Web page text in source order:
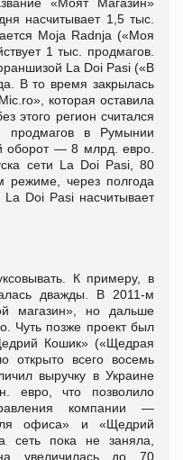
насчитывает 1,5 тыс.
Moja Radnja («Моя
1 тыс. продмагов.
La Doi Pasi («В
В то время закрылась
которая оставила
этого регион считался
продмагов в Румынии
оборот — 8 млрд. евро.
сети La Doi Pasi, 80
режиме, через полгода
Doi Pasi насчитывает
К примеру, в
дважды. В 2011-м
магазин», но дальше
Чуть позже проект был
Кошик» («Щедрая
открыто всего восемь
выручку в Украине
что позволило
компании —
офиса» и «Щедрий
пока не заняла,
увеличилась до 70